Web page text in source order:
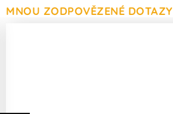
MNOU ZODPOVĚZENÉ DOTAZY